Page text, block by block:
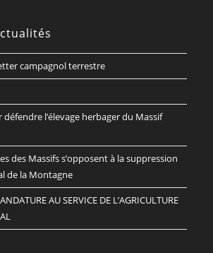
campagnol terrestre
l’élevage herbager du Massif
des Massifs s’opposent à la suppression
de la Montagne
AU SERVICE DE L’AGRICULTURE